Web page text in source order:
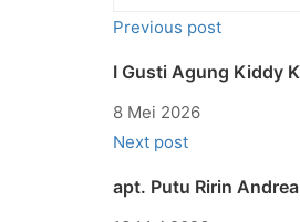
Previous post
I Gusti Agung Kiddy
8 Mei 2026
Next post
apt. Putu Ririn